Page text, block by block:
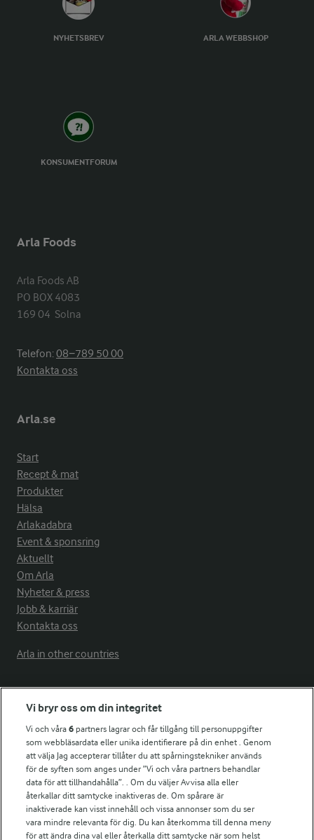
NYHETSBREV ARLA WEBBSHOP
KONSUMENTFORUM
Arla Foods
Arla Foods AB
PO BOX 4083
169 04  Solna
Telefon:08−789 50 00
Kontakta oss
Arla.se
Start
Recept & mat
Produkter
Hälsa
Arlakadabra
Event & sponsring
Aktuellt
Om Arla
Nyheter & press
Jobb & karriär
Kontakta oss
Arla in other countries
Fler Arlasajter
För ägare
Arlas kundportal
Arla.com
Falbygdens Ost
Arla webbshop
Bildbank
Vi bryr oss om din integritet
Vi och våra6 partners lagrar och får tillgång till personuppgifter
som webbläsardata eller unika identifierare på din enhet . Genom
att välja Jag accepterar tillåter du att spårningstekniker används
för de syften som anges under ”Vi och våra partners behandlar
data för att tillhandahålla”. . Om du väljer Avvisa alla eller
återkallar ditt samtycke inaktiveras de. Om spårare är
inaktiverade kan visst innehåll och vissa annonser som du ser
vara mindre relevanta för dig. Du kan återkomma till denna meny
för att ändra dina val eller återkalla ditt samtycke när som helst